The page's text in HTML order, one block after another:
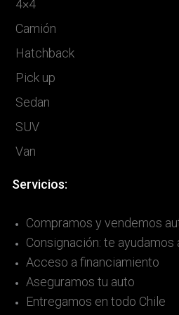
4×4
Camión
Hatchback
Pick up
Sedan
SUV
Van
Servicios:
Compramos y vendemos
Consignación: te ayudamos
Acceso a financiamiento
Aseguramos tu auto
Entregamos en todo Chile